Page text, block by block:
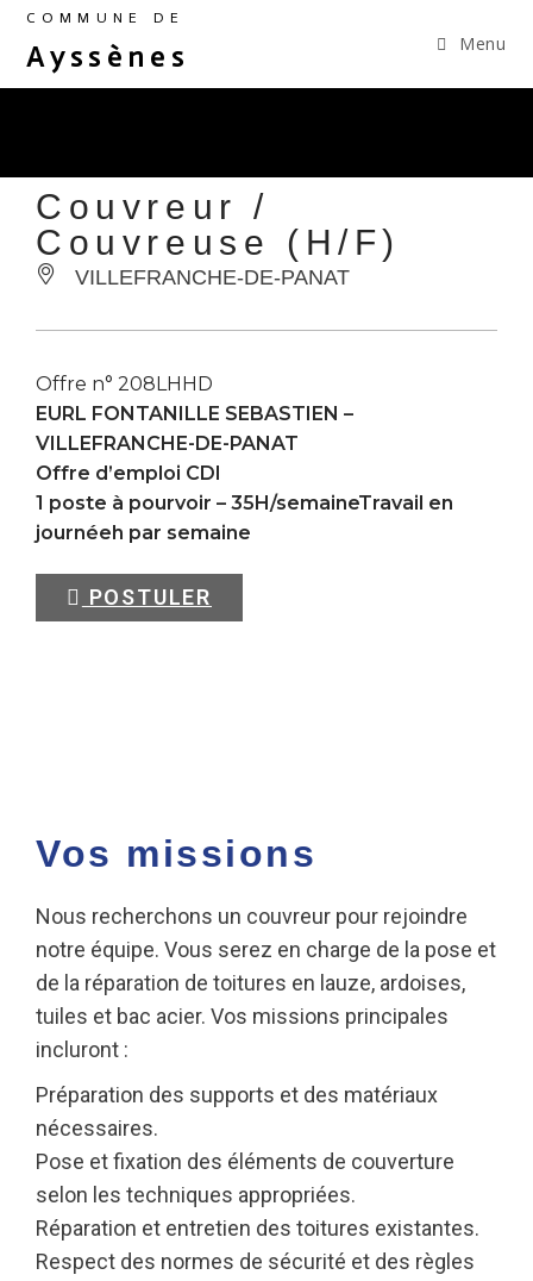
COMMUNE DE
Ayssènes Menu
Couvreur /
Couvreuse (H/F)
VILLEFRANCHE-DE-PANAT
Offre n° 208LHHD
EURL FONTANILLE SEBASTIEN –
VILLEFRANCHE-DE-PANAT
Offre d’emploi CDI
1 poste à pourvoir – 35H/semaineTravail en
journéeh par semaine
POSTULER
Vos missions
Nous recherchons un couvreur pour rejoindre
notre équipe. Vous serez en charge de la pose et
de la réparation de toitures en lauze, ardoises,
tuiles et bac acier. Vos missions principales
incluront :
Préparation des supports et des matériaux
nécessaires.
Pose et fixation des éléments de couverture
selon les techniques appropriées.
Réparation et entretien des toitures existantes.
Respect des normes de sécurité et des règles